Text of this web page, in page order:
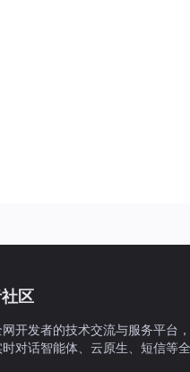
区
开发者的技术交流与服务平台
对话智能体、云原生、短信等全